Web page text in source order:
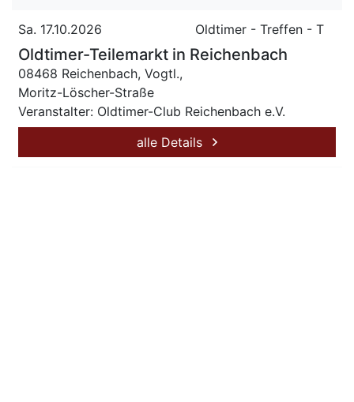
Sa. 17.10.2026 Oldtimer - Treffen - T
Oldtimer-Teilemarkt in Reichenbach
08468 Reichenbach, Vogtl.,
Moritz-Löscher-Straße
Veranstalter: Oldtimer-Club Reichenbach e.V.
alle Details